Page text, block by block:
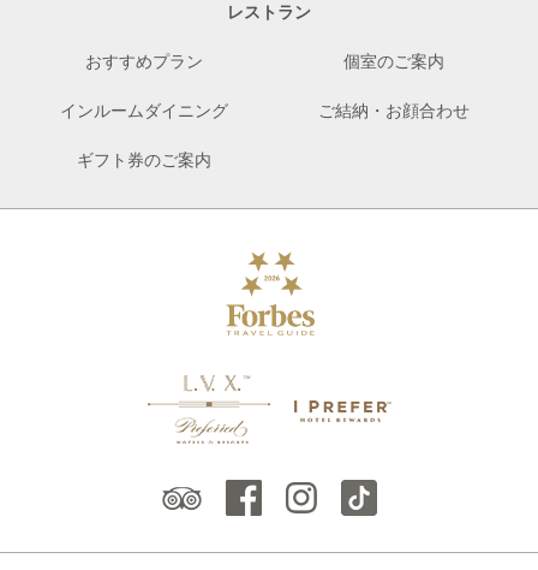
レストラン
おすすめプラン 個室のご案内
インルームダイニング ご結納・お顔合わせ
ギフト券のご案内